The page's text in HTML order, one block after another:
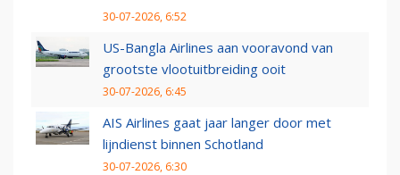
30-07-2026, 6:52
US-Bangla Airlines aan vooravond van
grootste vlootuitbreiding ooit
30-07-2026, 6:45
AIS Airlines gaat jaar langer door met
lijndienst binnen Schotland
30-07-2026, 6:30